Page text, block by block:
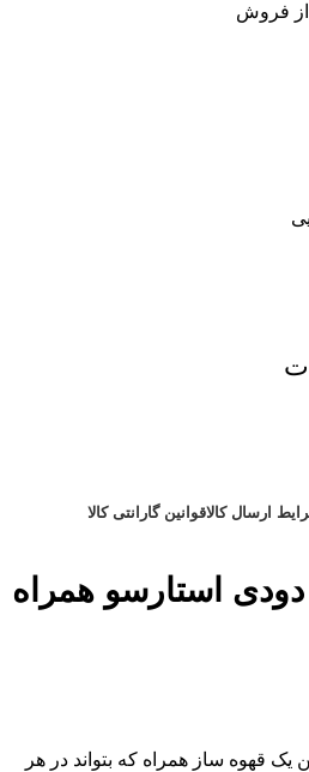
ارسال کالاقوانین گارانتی کالا
استارسو همراه
یک قهوه ساز همراه که بتواند در هر